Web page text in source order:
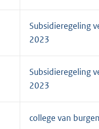
Subsidieregeling
2023
Subsidieregeling
2023
college van